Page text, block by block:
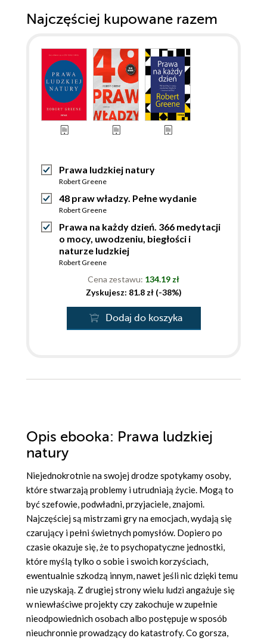
Najczęściej kupowane razem
Prawa ludzkiej natury
Robert Greene
48 praw władzy. Pełne wydanie
Robert Greene
Prawa na każdy dzień. 366 medytacji
o mocy, uwodzeniu, biegłości i
naturze ludzkiej
Robert Greene
Cena zestawu: 134.19 zł
Zyskujesz: 81.8 zł (-38%)
Dodaj do koszyka
Opis ebooka: Prawa ludzkiej
natury
Niejednokrotnie na swojej drodze spotykamy osoby,
które stwarzają problemy i utrudniają życie. Mogą to
być szefowie, podwładni, przyjaciele, znajomi.
Najczęściej są mistrzami gry na emocjach, wydają się
czarujący i pełni świetnych pomysłów. Dopiero po
czasie okazuje się, że to psychopatyczne jednostki,
które myślą tylko o sobie i swoich korzyściach,
ewentualnie szkodzą innym, nawet jeśli nic dzięki temu
nie uzyskają. Z drugiej strony wielu ludzi angażuje się
w niewłaściwe projekty czy zakochuje w zupełnie
nieodpowiednich osobach albo postępuje w sposób
nieuchronnie prowadzący do katastrofy. Co gorsza,